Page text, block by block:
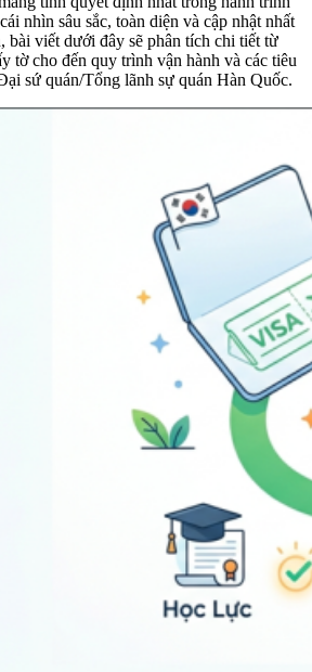
nhìn sâu sắc, toàn diện và cập nhật nhất
bài viết dưới đây sẽ phân tích chi tiết từ
tờ cho đến quy trình vận hành và các tiêu
sứ quán/Tổng lãnh sự quán Hàn Quốc.